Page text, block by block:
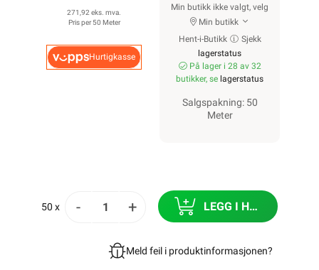
271,92 eks. mva.
Pris per 50 Meter
Hurtigkasse
Min butikk ikke valgt, velg
Min butikk
Hent-i-Butikk
Sjekk
lagerstatus
På lager i 28 av 32
butikker, se lagerstatus
Salgspakning: 50
Meter
50 x - + LEGG I HANDLEKURV
Meld feil i produktinformasjonen?